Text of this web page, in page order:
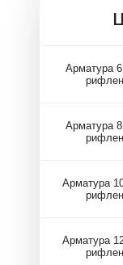
Арматура
Арматура
Арматура
Арматура